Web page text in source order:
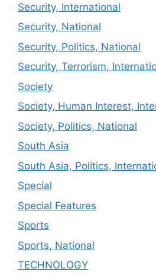
Security, International
Security, National
Security, Politics, National
Security, Terrorism,
Society
Society, Human Interest,
Society, Politics, National
South Asia
South Asia, Politics,
Special
Special Features
Sports
Sports, National
TECHNOLOGY